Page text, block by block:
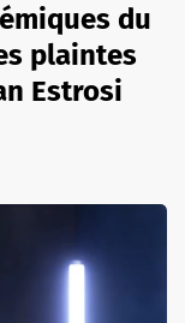
du
plaintes
Estrosi